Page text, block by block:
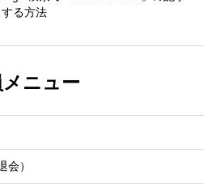
る方法
ニュー
会）